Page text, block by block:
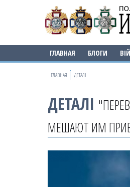
ГЛАВНАЯ БЛОГИ
ГЛАВНАЯ ДЕТАЛІ
ДЕТАЛІ
МЕШАЮТ ИМ